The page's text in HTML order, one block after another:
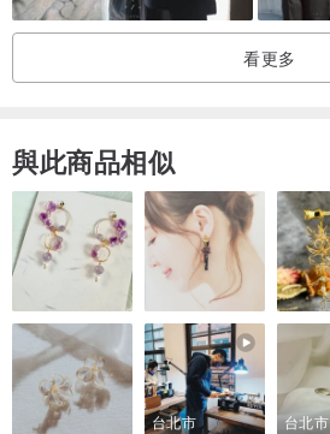
看更多
與此商品相似
台北市 台北市